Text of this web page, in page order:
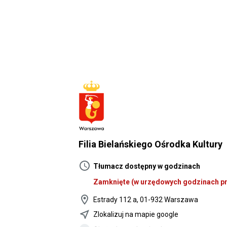
Filia Bielańskiego Ośrodka Kultury
schedule Tłumacz dostępny w godzinach
Zamknięte (w urzędowych godzinach
location_on
Estrady 112 a, 01-932 Warszawa
near_me Zlokalizuj na mapie google